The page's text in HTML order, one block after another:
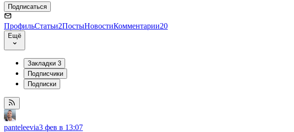
Подписаться
ПрофильСтатьи2ПостыНовостиКомментарии20
Ещё
Закладки 3
Подписчики
Подписки
panteleevia3 фев в 13:07